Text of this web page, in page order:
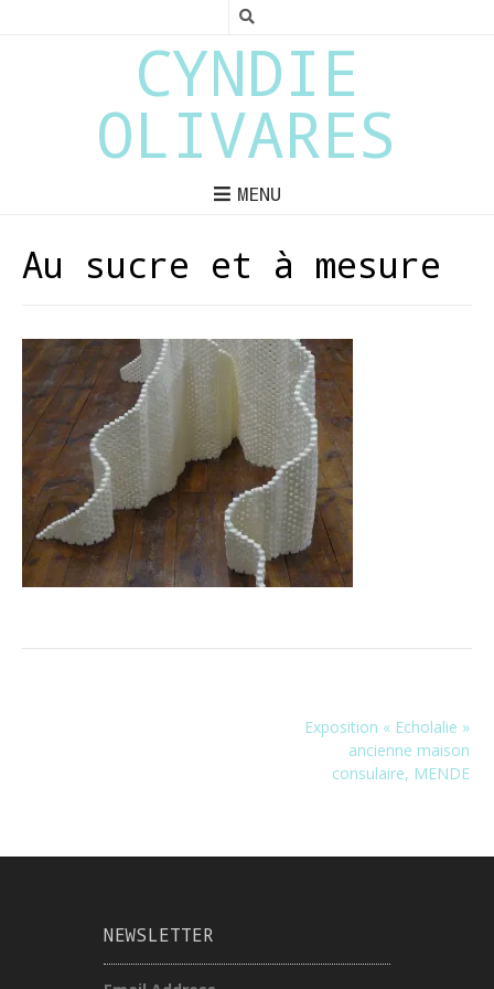
CYNDIE
OLIVARES
MENU
Au sucre et à mesure
Exposition « Echolalie »
ancienne maison
consulaire, MENDE
NEWSLETTER